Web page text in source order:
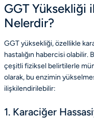
GGT Yüksekliği
Nelerdir?
GGT yüksekliği, özellikle
hastalığın habercisi
çeşitli fiziksel belirtilerle
olarak, bu enzimin
ilişkilendirilebilir:
1. Karaciğer